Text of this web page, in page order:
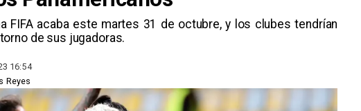
FIFA acaba este martes 31 de octubre, y los clubes tendrían
de sus jugadoras.
16:54
Reyes